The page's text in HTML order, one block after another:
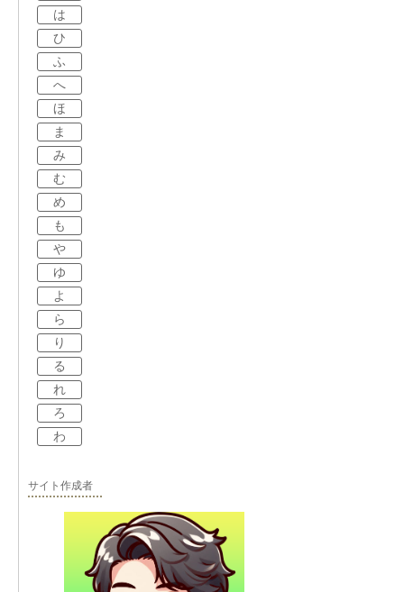
は
ひ
ふ
へ
ほ
ま
み
む
め
も
や
ゆ
よ
ら
り
る
れ
ろ
わ
サイト作成者